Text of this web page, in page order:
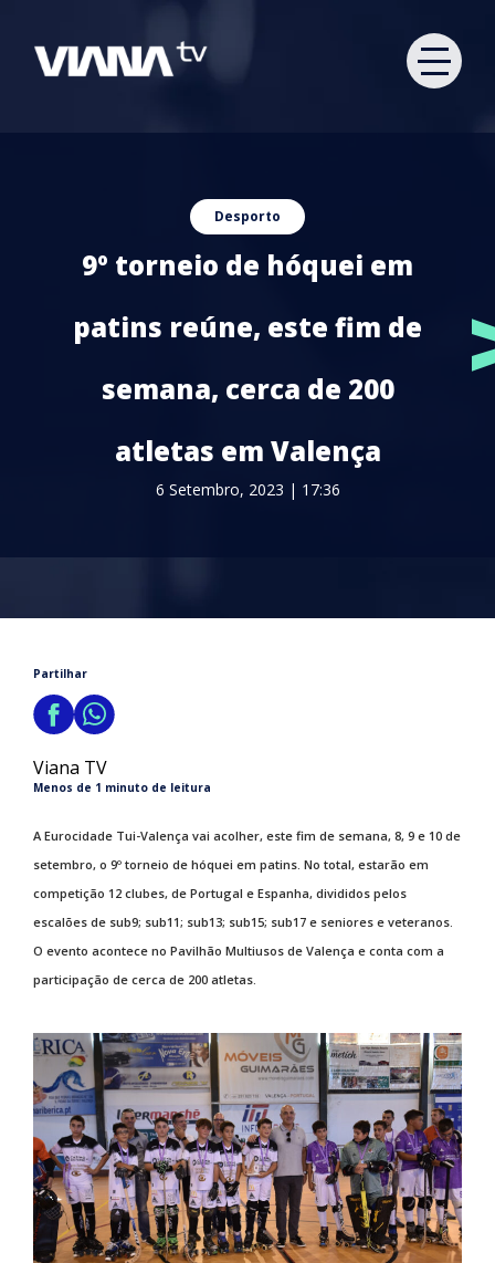
Desporto
9º torneio de hóquei em
patins reúne, este fim de
semana, cerca de 200
atletas em Valença
6 Setembro, 2023 | 17:36
Partilhar
Viana TV
Menos de 1 minuto de leitura
A Eurocidade Tui-Valença vai acolher, este fim de semana, 8, 9 e 10 de
setembro, o 9º torneio de hóquei em patins. No total, estarão em
competição 12 clubes, de Portugal e Espanha, divididos pelos
escalões de sub9; sub11; sub13; sub15; sub17 e seniores e veteranos.
O evento acontece no Pavilhão Multiusos de Valença e conta com a
participação de cerca de 200 atletas.